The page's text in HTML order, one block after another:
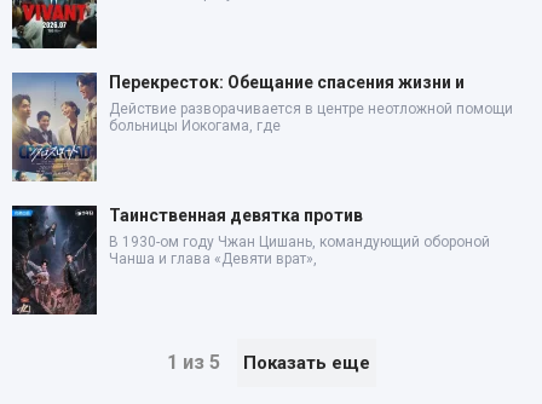
Перекресток: Обещание спасения жизни и
Действие разворачивается в центре неотложной помощи
больницы Иокогама, где
Таинственная девятка против
В 1930-ом году Чжан Цишань, командующий обороной
Чанша и глава «Девяти врат»,
1 из 5 Показать еще